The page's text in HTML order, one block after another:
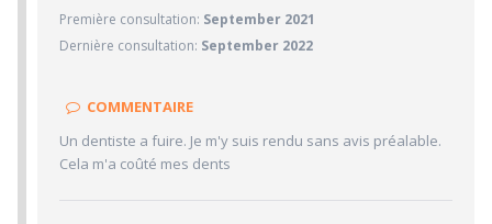
5/10 Agréabilité des locaux
1/10 Confiance accordée
1/10 Sympathie
1/10 Ponctualité/Temps en salle d'attente/Retard
Première consultation: September 2021
Dernière consultation: September 2022
COMMENTAIRE
Un dentiste a fuire. Je m'y suis rendu sans avis préalable.
Cela m'a coûté mes dents